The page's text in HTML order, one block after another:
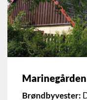
Brøndbyvester: